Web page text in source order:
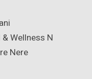
Wellness N
Nere